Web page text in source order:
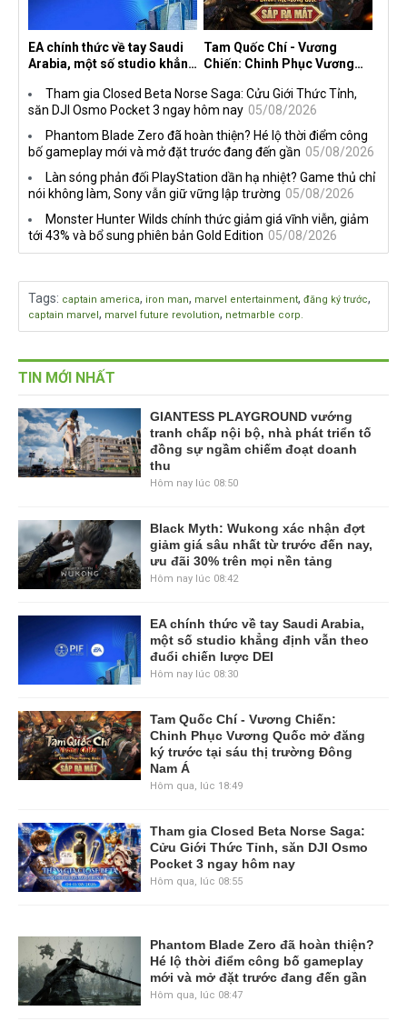
EA chính thức về tay Saudi
Arabia, một số studio khẳng
lược DEI
Tam Quốc Chí - Vương
Chiến: Chinh Phục Vương
sáu thị trường Đông Nam Á
Tham gia Closed Beta Norse Saga: Cửu Giới Thức Tỉnh,
săn DJI Osmo Pocket 3 ngay hôm nay 05/08/2026
Phantom Blade Zero đã hoàn thiện? Hé lộ thời điểm công
bố gameplay mới và mở đặt trước đang đến gần 05/08/2026
Làn sóng phản đối PlayStation dần hạ nhiệt? Game thủ chỉ
nói không làm, Sony vẫn giữ vững lập trường 05/08/2026
Monster Hunter Wilds chính thức giảm giá vĩnh viễn, giảm
tới 43% và bổ sung phiên bản Gold Edition 05/08/2026
Tags: captain america, iron man, marvel entertainment, đăng ký trước,
captain marvel , marvel future revolution, netmarble corp.
TIN MỚI NHẤT
GIANTESS PLAYGROUND vướng
tranh chấp nội bộ, nhà phát triển tố
đồng sự ngầm chiếm đoạt doanh
thu
Hôm nay lúc 08:50
Black Myth: Wukong xác nhận đợt
giảm giá sâu nhất từ trước đến nay,
ưu đãi 30% trên mọi nền tảng
Hôm nay lúc 08:42
EA chính thức về tay Saudi Arabia,
một số studio khẳng định vẫn theo
đuổi chiến lược DEI
Hôm nay lúc 08:30
Tam Quốc Chí - Vương Chiến:
Chinh Phục Vương Quốc mở đăng
ký trước tại sáu thị trường Đông
Nam Á
Hôm qua, lúc 18:49
Tham gia Closed Beta Norse Saga:
Cửu Giới Thức Tỉnh, săn DJI Osmo
Pocket 3 ngay hôm nay
Hôm qua, lúc 08:55
Phantom Blade Zero đã hoàn thiện?
Hé lộ thời điểm công bố gameplay
mới và mở đặt trước đang đến gần
Hôm qua, lúc 08:47